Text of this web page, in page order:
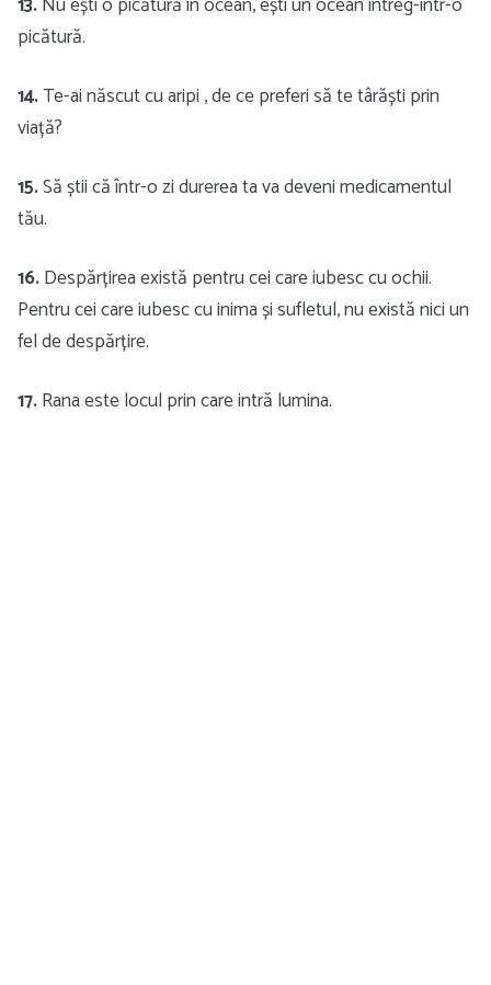
picătură.
14.Te-ai născut cu aripi , de ce preferi să te târăști prin
viață?
15.Să știi că într-o zi durerea ta va deveni medicamentul
tău.
16.Despărțirea există pentru cei care iubesc cu ochii.
Pentru cei care iubesc cu inima și sufletul, nu există nici un
fel de despărțire.
17.Rana este locul prin care intră lumina.